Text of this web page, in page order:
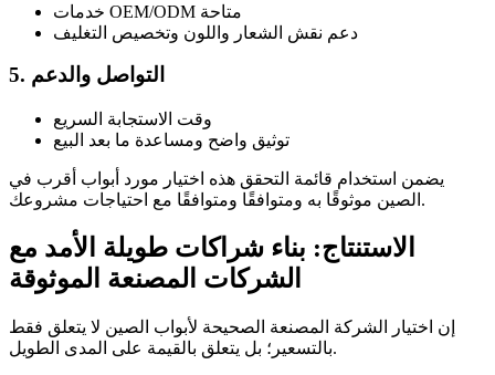
خدمات OEM/ODM متاحة
دعم نقش الشعار واللون وتخصيص التغليف
5. التواصل والدعم
وقت الاستجابة السريع
توثيق واضح ومساعدة ما بعد البيع
يضمن استخدام قائمة التحقق هذه اختيار مورد أبواب أقرب في
الصين موثوقًا به ومتوافقًا ومتوافقًا مع احتياجات مشروعك.
الاستنتاج: بناء شراكات طويلة الأمد مع
الشركات المصنعة الموثوقة
إن اختيار الشركة المصنعة الصحيحة لأبواب الصين لا يتعلق فقط
بالتسعير؛ بل يتعلق بالقيمة على المدى الطويل.